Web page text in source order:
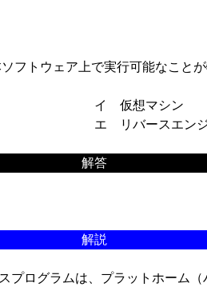
トウェア上で実行可能なこと
イ 仮想マシン
エ リバースエン
解答
解説
プログラムは、プラットホーム